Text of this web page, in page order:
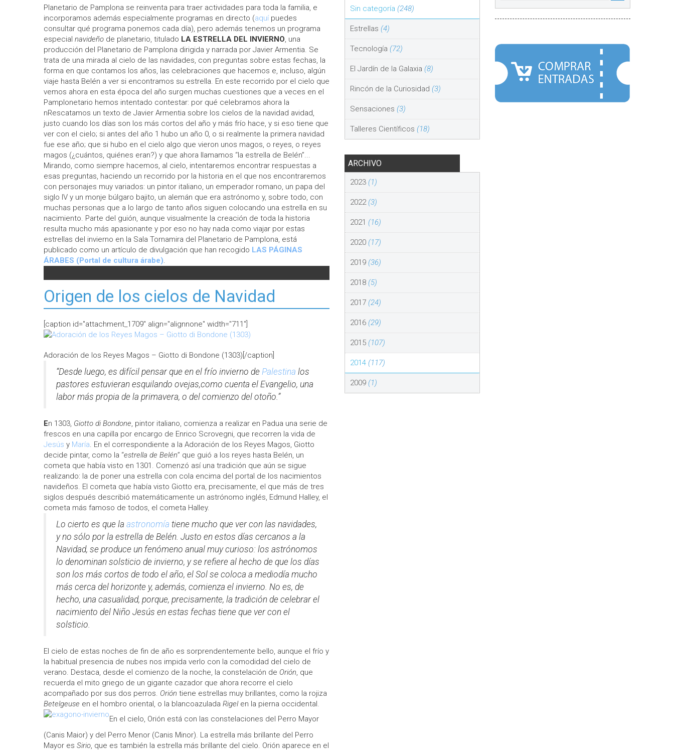
Planetario de Pamplona se reinventa para traer actividades para toda la familia, e
incorporamos además especialmente programas en directo (aquí puedes
consultar qué programa ponemos cada día), pero además tenemos un programa
especial navideño de planetario, titulado LA ESTRELLA DEL INVIERNO, una
producción del Planetario de Pamplona dirigida y narrada por Javier Armentia. Se
trata de una mirada al cielo de las navidades, con preguntas sobre estas fechas, la
forma en que contamos los años, las celebraciones que hacemos e, incluso, algún
viaje hasta Belén a ver si encontramos su estrella. En este recorrido por el cielo que
vemos ahora en esta época del año surgen muchas cuestiones que a veces en el
Pamplonetario hemos intentado contestar: por qué celebramos ahora la
nRescatamos un texto de Javier Armentia sobre los cielos de la navidad avidad,
justo cuando los días son los más cortos del año y más frío hace, y si eso tiene que
ver con el cielo; si antes del año 1 hubo un año 0, o si realmente la primera navidad
fue ese año; que si hubo en el cielo algo que vieron unos magos, o reyes, o reyes
magos (¿cuántos, quiénes eran?) y que ahora llamamos “la estrella de Belén”...
Mirando, como siempre hacemos, al cielo, intentaremos encontrar respuestas a
esas preguntas, haciendo un recorrido por la historia en el que nos encontraremos
con personajes muy variados: un pintor italiano, un emperador romano, un papa del
siglo IV y un monje búlgaro bajito, un alemán que era astrónomo y, sobre todo, con
muchas personas que a lo largo de tanto años siguen colocando una estrella en su
nacimiento. Parte del guión, aunque visualmente la creación de toda la historia
resulta mucho más apasionante y por eso no hay nada como viajar por estas
estrellas del invierno en la Sala Tornamira del Planetario de Pamplona, está
publicado como un artículo de divulgación que han recogido LAS PÁGINAS
ÁRABES (Portal de cultura árabe).
Origen de los cielos de Navidad
[caption id="attachment_1709" align="alignnone" width="711"]
Adoración de los Reyes Magos – Giotto di Bondone (1303)[/caption]
“Desde luego, es difícil pensar que en el frío invierno de Palestina los
pastores estuvieran esquilando ovejas,como cuenta el Evangelio, una
labor más propia de la primavera, o del comienzo del otoño.”
En 1303, Giotto di Bondone, pintor italiano, comienza a realizar en Padua una serie de
frescos en una capilla por encargo de Enrico Scrovegni, que recorren la vida de
Jesús y María. En el correspondiente a la Adoración de los Reyes Magos, Giotto
decide pintar, como la “estrella de Belén” que guió a los reyes hasta Belén, un
cometa que había visto en 1301. Comenzó así una tradición que aún se sigue
realizando: la de poner una estrella con cola encima del portal de los nacimientos
navideños. El cometa que había visto Giotto era, precisamente, el que más de tres
siglos después describió matemáticamente un astrónomo inglés, Edmund Halley, el
cometa más famoso de todos, el cometa Halley.
Lo cierto es que la astronomía tiene mucho que ver con las navidades,
y no sólo por la estrella de Belén. Justo en estos días cercanos a la
Navidad, se produce un fenómeno anual muy curioso: los astrónomos
lo denominan solsticio de invierno, y se refiere al hecho de que los días
son los más cortos de todo el año, el Sol se coloca a mediodía mucho
más cerca del horizonte y, además, comienza el invierno. No es, de
hecho, una casualidad, porque, precisamente, la tradición de celebrar el
nacimiento del Niño Jesús en estas fechas tiene que ver con el
solsticio.
El cielo de estas noches de fin de año es sorprendentemente bello, aunque el frío y
la habitual presencia de nubes nos impida verlo con la comodidad del cielo de
verano. Destaca, desde el comienzo de la noche, la constelación de Orión, que
recuerda el mito griego de un gigante cazador que ahora recorre el cielo
acompañado por sus dos perros. Orión tiene estrellas muy brillantes, como la rojiza
Betelgeuse en el hombro oriental, o la blancoazulada Rigelen la pierna occidental.
En el cielo, Orión está con las constelaciones del Perro Mayor
(Canis Maior) y del Perro Menor (Canis Minor). La estrella más brillante del Perro
Mayor es Sirio, que es también la estrella más brillante del cielo. Orión aparece en el
Sin categoría (248)
Estrellas (4)
Tecnología (72)
El Jardín de la Galaxia (8)
Rincón de la Curiosidad (3)
Sensaciones (3)
Talleres Científicos (18)
ARCHIVO
2023 (1)
2022(3)
2021 (16)
2020 (17)
2019 (36)
2018 (5)
2017 (24)
2016 (29)
2015 (107)
2014 (117)
2009 (1)